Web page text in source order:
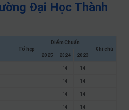
Đại Học Thành
Tổ hợp
Điểm Chuẩn
Ghi chú
2025
2024 2023
14 14
14 14
14 14
14 14